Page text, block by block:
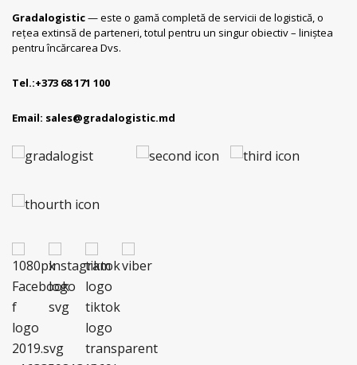
Gradalogistic— este o gamă completă de servicii de logistică, o
rețea extinsă de parteneri, totul pentru un singur obiectiv – liniștea
pentru încărcarea Dvs.
Tel.:+373 68 171 100
Email: sales@gradalogistic.md